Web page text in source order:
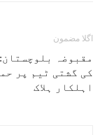
اگلا مضمون
مقبوضہ
کی گشتی ٹیم پر
اہلکار ہلاک